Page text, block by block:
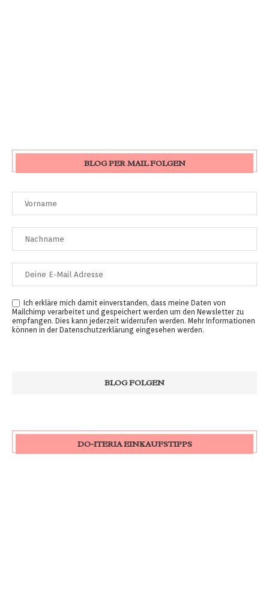
BLOG PER MAIL FOLGEN
Ich erkläre mich damit einverstanden, dass meine Daten von
Mailchimp verarbeitet und gespeichert werden um den Newsletter zu
empfangen. Dies kann jederzeit widerrufen werden. Mehr Informationen
können in der Datenschutzerklärung eingesehen werden.
DO-ITERIA EINKAUFSTIPPS